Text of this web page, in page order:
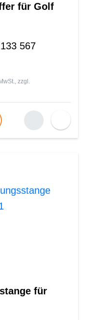
für Golf
567
zzgl.
für